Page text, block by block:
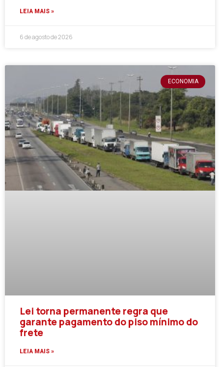
LEIA MAIS »
6 de agosto de 2026
ECONOMIA
Lei torna permanente regra que
garante pagamento do piso mínimo do
frete
LEIA MAIS »